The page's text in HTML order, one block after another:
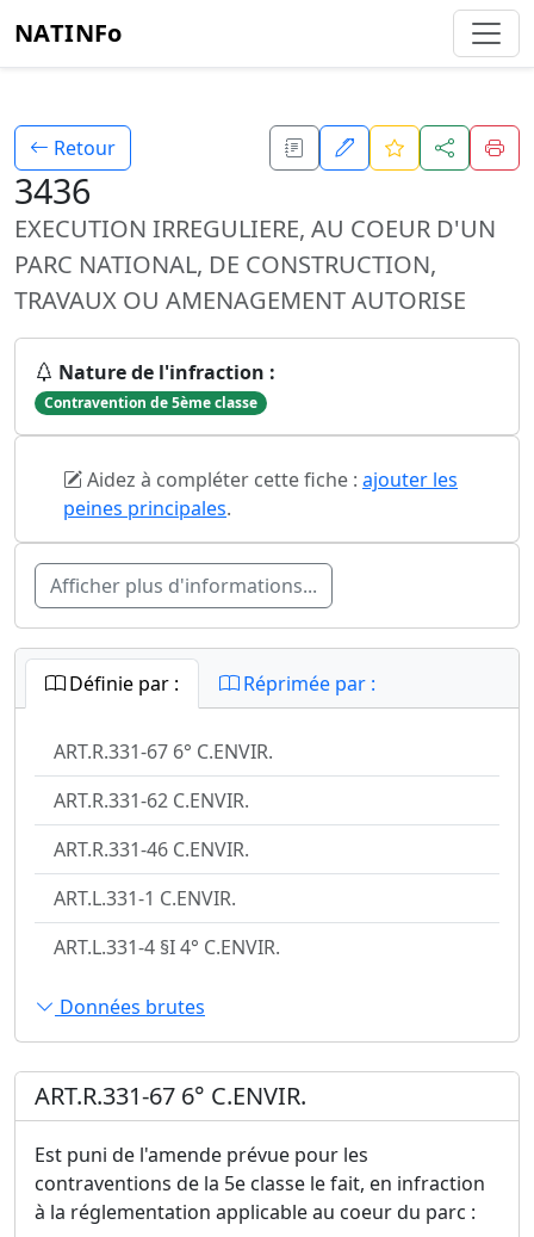
NATINFo
Retour
3436
EXECUTION IRREGULIERE, AU COEUR D'UN
PARC NATIONAL, DE CONSTRUCTION,
TRAVAUX OU AMENAGEMENT AUTORISE
Nature de l'infraction :
Contravention de 5ème classe
Aidez à compléter cette fiche : ajouter les
peines principales.
Afficher plus d'informations...
Définie par : Réprimée par :
ART.R.331-67 6° C.ENVIR.
ART.R.331-62 C.ENVIR.
ART.R.331-46 C.ENVIR.
ART.L.331-1 C.ENVIR.
ART.L.331-4 §I 4° C.ENVIR.
Données brutes
ART.R.331-67 6° C.ENVIR.
Est puni de l'amende prévue pour les
contraventions de la 5e classe le fait, en infraction
à la réglementation applicable au coeur du parc :